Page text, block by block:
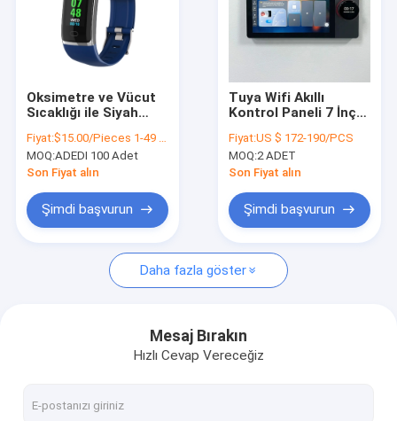
Hakkımızda
Fabrika turu
Haberler
Tüm servis talepleri
Güvenlik Akıllı Ev
Tuya Akıllı Anahtar
Tuya Akıllı Kamera
Oksimetre ve Vücut
Sıcaklığı ile Siyah
Saat
Fiyat:$15.00/Pieces 1-49 Pieces
MOQ:ADEDI 100 Adet
Son Fiyat alın
Şimdi başvurun
Tuya Wifi Akıllı
Kontrol Paneli 7 İnç
Müzik Duvarı Akıllı
Zigbee Ağ Geçidi
Fiyat:US $ 172-190/PCS
MOQ:2 ADET
Son Fiyat alın
Şimdi başvurun
Daha fazla göster
Mesaj Bırakın
Hızlı Cevap Vereceğiz